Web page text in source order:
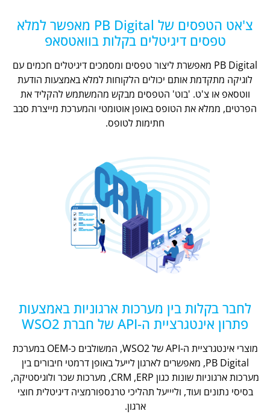
צ'אט הטפסים של PB Digital מאפשר למלא
טפסים דיגיטלים בקלות בוואטסאפ
PB Digital מאפשרת ליצור טפסים ומסמכים דיגיטלים חכמים עם
לוגיקה מתקדמת אותם יכולים הלקוחות למלא באמצעות הודעת
ווטסאפ או צ'ט. 'בוט' הטפסים מבקש מהמשתמש להקליד את
הפרטים, ממלא את הטופס באופן אוטומטי והמערכת מייצרת סבב
חתימות לטופס.
לחבר בקלות בין מערכות ארגוניות באמצעות
פתרון אינטגרציית ה-API של חברת WSO2
מוצרי אינטגרציית ה-API של WSO2, המשולבים כ-OEM במערכת
PB Digital, מאפשרים לארגון לייעל באופן דרמטי חיבורים בין
מערכות ארגוניות שונות כגון CRM ,ERP, מערכות שכר ולוגיסטיקה,
בסיסי נתונים ועוד, וליייעל תהליכי טרנספורמציה דיגיטלית חוצי
ארגון.